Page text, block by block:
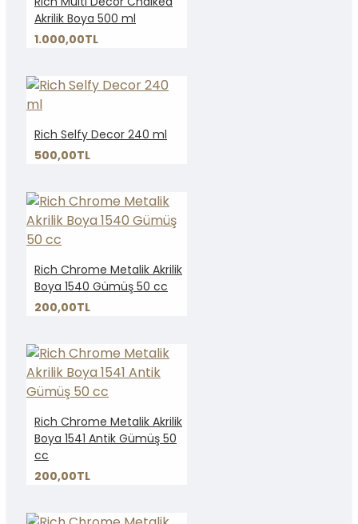
Akrilik Boya 500 ml
1.000,00TL
Rich Selfy Decor 240 ml
500,00TL
Rich Chrome Metalik Akrilik
Boya 1540 Gümüş 50 cc
200,00TL
Rich Chrome Metalik Akrilik
Boya 1541 Antik Gümüş 50
cc
200,00TL